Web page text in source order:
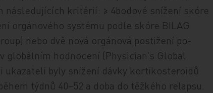
následujících kritérií: ≥ 4bodové snížení skóre
orgánového systému podle skóre BILAG
nebo dvě nová orgánová postižení po­
globálním hodnocení (Physician’s Global
byly snížení dávky kortikosteroidů
týdnů 40–52 a doba do těžkého relapsu.